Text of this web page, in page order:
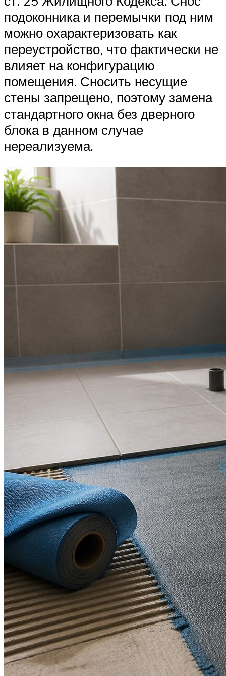
подоконника и перемычки под ним
можно охарактеризовать как
переустройство, что фактически не
влияет на конфигурацию
помещения. Сносить несущие
стены запрещено, поэтому замена
стандартного окна без дверного
блока в данном случае
нереализуема.